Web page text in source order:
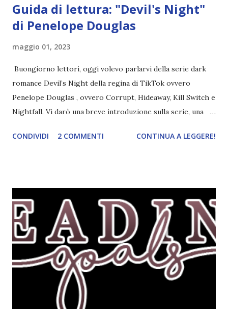
Guida di lettura: "Devil's Night"
di Penelope Douglas
maggio 01, 2023
Buongiorno lettori, oggi volevo parlarvi della serie dark
romance Devil’s Night della regina di TikTok ovvero
Penelope Douglas , ovvero Corrupt, Hideaway, Kill Switch e
Nightfall. Vi darò una breve introduzione sulla serie, una
e anche un breve commento sui libri singoli. I libri sono in
grande (Devil's Night 1#) Autrice : Penelope Douglas
Pagine: 448 Editore: Newton Compton Editori
Pubblicazione: 10 Gennaio 2023 Traduttore: Laura Lancini
Trama: “Si chiama Michael Crist. È il fratello maggiore del
mio ragazzo ed è come quei film dell'orrore che guardi
coprendoti gli occhi. È bellissimo, forte, e assolutamente
terrificante. Non mi vede neppure. Ma io l'ho notato. L'ho
visto, l'ho sentito. Le cose che ha fatto, i misfatti ch...
CONDIVIDI 2 COMMENTI CONTINUA A LEGGERE!